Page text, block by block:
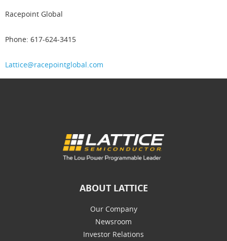
Racepoint Global
Phone: 617-624-3415
Lattice@racepointglobal.com
ABOUT LATTICE
Our Company
Newsroom
Investor Relations